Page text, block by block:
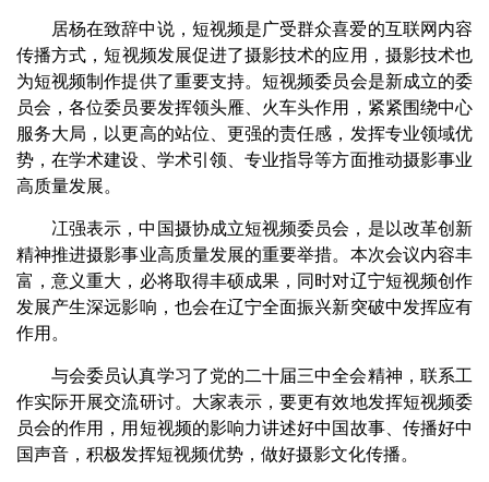
居杨在致辞中说，短视频是广受群众喜爱的互联网内容
传播方式，‌短视频发展促进了摄影技术的应用，摄影技术也
为短视频制作提供了重要支持。短视频委员会是新成立的委
员会，各位委员要发挥领头雁、火车头作用，紧紧围绕中心
服务大局，以更高的站位、更强的责任感，发挥专业领域优
势，在学术建设、学术引领、专业指导等方面推动摄影事业
高质量发展。
冮强表示，中国摄协成立短视频委员会，是以改革创新
精神推进摄影事业高质量发展的重要举措。本次会议内容丰
富，意义重大，必将取得丰硕成果，同时对辽宁短视频创作
发展产生深远影响，也会在辽宁全面振兴新突破中发挥应有
作用。
与会委员认真学习了党的二十届三中全会精神，联系工
作实际开展交流研讨。大家表示，要更有效地发挥短视频委
员会的作用，用短视频的影响力讲述好中国故事、传播好中
国声音，积极发挥短视频优势，做好摄影文化传播。